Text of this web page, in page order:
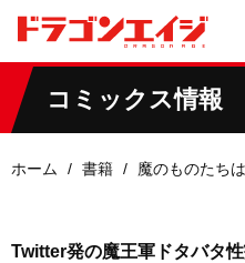
コミックス情報
ホーム 書籍 魔のものたち
Twitter発の魔王軍ドタバタ